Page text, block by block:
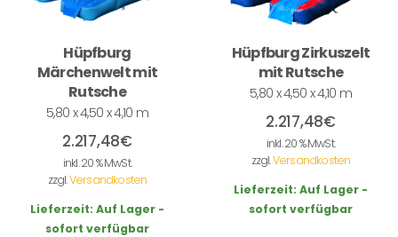
Hüpfburg
Märchenwelt mit
Rutsche
5,80 x 4,50 x 4,10 m
2.217,48€
inkl. 20 % MwSt.
zzgl.Versandkosten
Lieferzeit: Auf Lager -
sofort verfügbar
Hüpfburg Zirkuszelt
mit Rutsche
5,80 x 4,50 x 4,10 m
2.217,48€
inkl. 20 % MwSt.
zzgl.Versandkosten
Lieferzeit: Auf Lager -
sofort verfügbar